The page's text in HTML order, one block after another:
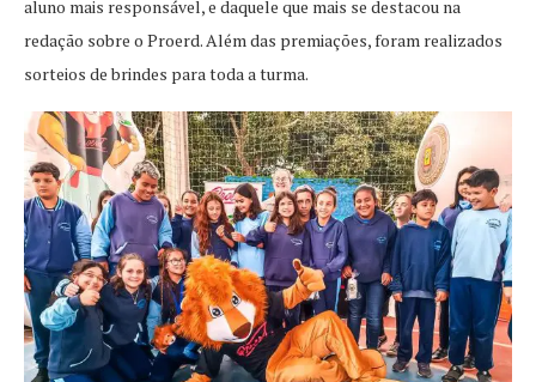
aluno mais responsável, e daquele que mais se destacou na
redação sobre o Proerd. Além das premiações, foram realizados
sorteios de brindes para toda a turma.